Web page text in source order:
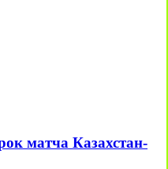
матча Казахстан-